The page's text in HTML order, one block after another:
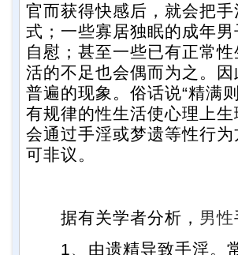
官而获得快感后，就会把
式；一些寡居独眠的成年
自慰；甚至一些已有正常
活的不足也会偶而为之。
普遍的现象。俗话说“精满
有规律的性生活使心理上
会通过手淫或梦遗等性行
可非议。
据有关学者分析， 男性
1、由遗精导致手淫。常